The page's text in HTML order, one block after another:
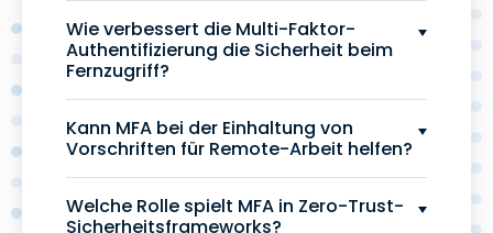
Wie verbessert die Multi-Faktor-
Authentifizierung die Sicherheit beim
Fernzugriff?
Kann MFA bei der Einhaltung von
Vorschriften für Remote-Arbeit helfen?
Welche Rolle spielt MFA in Zero-Trust-
Sicherheitsframeworks?